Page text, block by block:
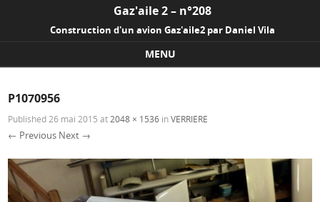
Gaz'aile 2 – n°208
Construction d'un avion Gaz'aile2 par Daniel Vila
MENU
P1070956
Published 26 mai 2015 at 2048 × 1536 inVERRIERE
← Previous Next →